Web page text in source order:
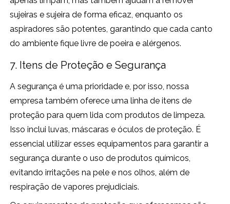
sujeiras e sujeira de forma eficaz, enquanto os
aspiradores são potentes, garantindo que cada canto
do ambiente fique livre de poeira e alérgenos.
7. Itens de Proteção e Segurança
A segurança é uma prioridade e, por isso, nossa
empresa também oferece uma linha de itens de
proteção para quem lida com produtos de limpeza.
Isso inclui luvas, máscaras e óculos de proteção. É
essencial utilizar esses equipamentos para garantir a
segurança durante o uso de produtos químicos,
evitando irritações na pele e nos olhos, além de
respiração de vapores prejudiciais.